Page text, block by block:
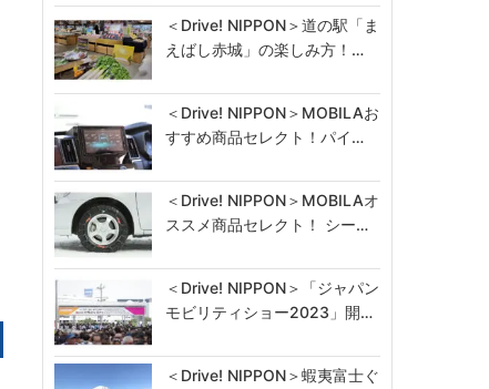
＜Drive! NIPPON＞道の駅「ま
えばし赤城」の楽しみ方！…
＜Drive! NIPPON＞MOBILAお
すすめ商品セレクト！パイ…
＜Drive! NIPPON＞MOBILAオ
ススメ商品セレクト！ シー…
＜Drive! NIPPON＞「ジャパン
モビリティショー2023」開…
＜Drive! NIPPON＞蝦夷富士ぐ